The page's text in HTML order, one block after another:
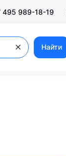
495 989-18-19
Найти